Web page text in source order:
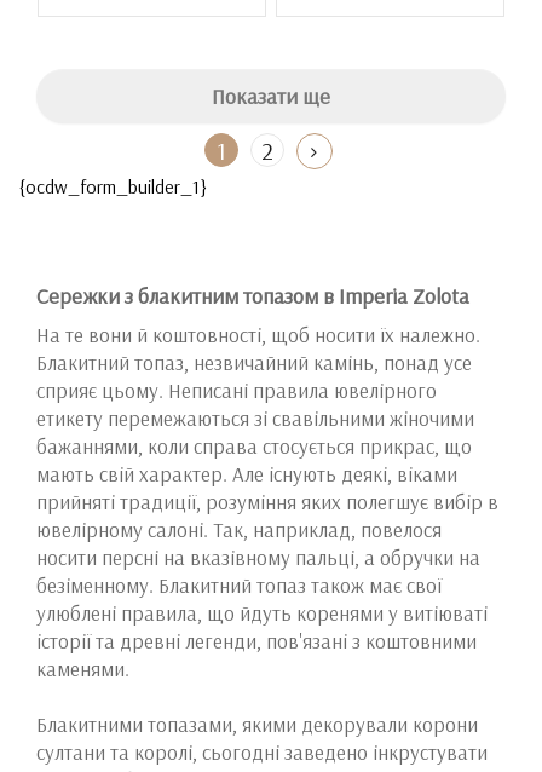
Показати ще
1 2
{ocdw_form_builder_1}
Сережки з блакитним топазом в Imperia Zolota
На те вони й коштовності, щоб носити їх належно.
Блакитний топаз, незвичайний камінь, понад усе
сприяє цьому. Неписані правила ювелірного
етикету перемежаються зі свавільними жіночими
бажаннями, коли справа стосується прикрас, що
мають свій характер. Але існують деякі, віками
прийняті традиції, розуміння яких полегшує вибір в
ювелірному салоні. Так, наприклад, повелося
носити персні на вказівному пальці, а обручки на
безіменному. Блакитний топаз також має свої
улюблені правила, що йдуть коренями у витіюваті
історії та древні легенди, пов'язані з коштовними
каменями.
Блакитними топазами, якими декорували корони
султани та королі, сьогодні заведено інкрустувати